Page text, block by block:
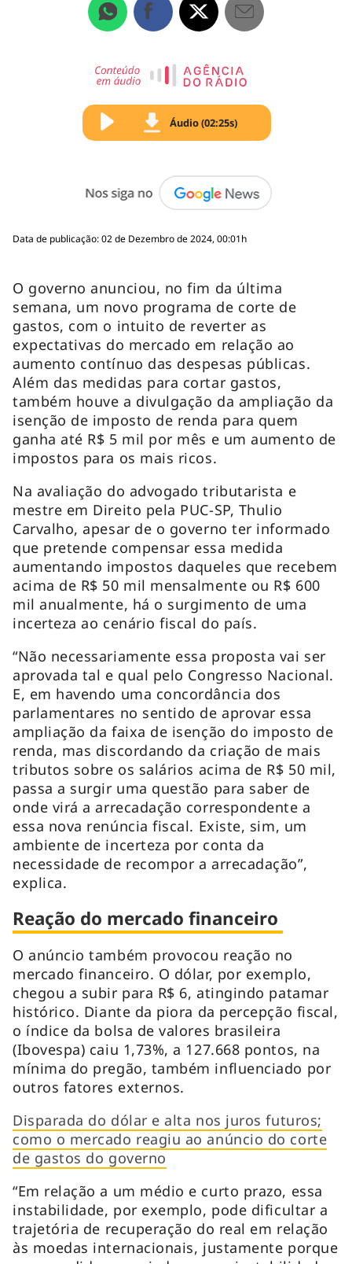
Áudio (02:25s)
Data de publicação: 02 de Dezembro de 2024, 00:01h
O governo anunciou, no fim da última
semana, um novo programa de corte de
gastos, com o intuito de reverter as
expectativas do mercado em relação ao
aumento contínuo das despesas públicas.
Além das medidas para cortar gastos,
também houve a divulgação da ampliação da
isenção de imposto de renda para quem
ganha até R$ 5 mil por mês e um aumento de
impostos para os mais ricos.
Na avaliação do advogado tributarista e
mestre em Direito pela PUC-SP, Thulio
Carvalho, apesar de o governo ter informado
que pretende compensar essa medida
aumentando impostos daqueles que recebem
acima de R$ 50 mil mensalmente ou R$ 600
mil anualmente, há o surgimento de uma
incerteza ao cenário fiscal do país.
“Não necessariamente essa proposta vai ser
aprovada tal e qual pelo Congresso Nacional.
E, em havendo uma concordância dos
parlamentares no sentido de aprovar essa
ampliação da faixa de isenção do imposto de
renda, mas discordando da criação de mais
tributos sobre os salários acima de R$ 50 mil,
passa a surgir uma questão para saber de
onde virá a arrecadação correspondente a
essa nova renúncia fiscal. Existe, sim, um
ambiente de incerteza por conta da
necessidade de recompor a arrecadação”,
explica.
Reação do mercado financeiro
O anúncio também provocou reação no
mercado financeiro. O dólar, por exemplo,
chegou a subir para R$ 6, atingindo patamar
histórico. Diante da piora da percepção fiscal,
o índice da bolsa de valores brasileira
(Ibovespa) caiu 1,73%, a 127.668 pontos, na
mínima do pregão, também influenciado por
outros fatores externos.
Disparada do dólar e alta nos juros futuros;
como o mercado reagiu ao anúncio do corte
de gastos do governo
“Em relação a um médio e curto prazo, essa
instabilidade, por exemplo, pode dificultar a
trajetória de recuperação do real em relação
às moedas internacionais, justamente porque